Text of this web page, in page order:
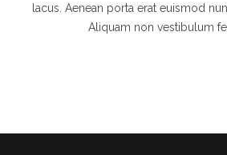
lacus. Aenean porta erat euismod
Aliquam non vestibulum